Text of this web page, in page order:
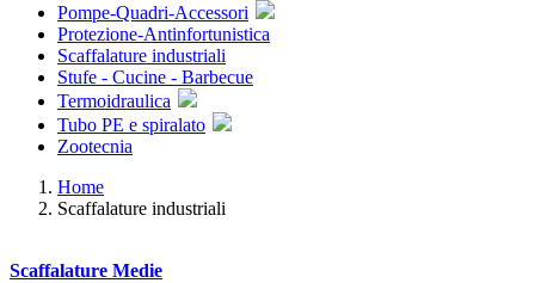
Pompe-Quadri-Accessori
Protezione-Antinfortunistica
Scaffalature industriali
Stufe - Cucine - Barbecue
Termoidraulica
Tubo PE e spiralato
Zootecnia
Home
Scaffalature industriali
Scaffalature Medie